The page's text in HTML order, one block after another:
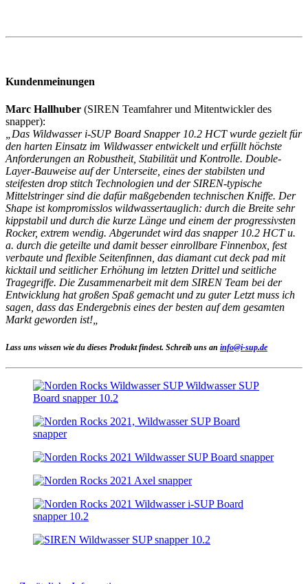
Kundenmeinungen
Marc Hallhuber (SIREN Teamfahrer und Mitentwickler des
snapper):
„Das Wildwasser i-SUP Board Snapper 10.2 HCT wurde gezielt für
den harten Einsatz im Wildwasser entwickelt und erfüllt höchste
Anforderungen an Robustheit, Stabilität und Kontrolle. Double-
Layer-Bauweise auf der Unterseite, eines der stabilsten und
steifesten drop stitch Technologien und der SIREN-typische
Mittelstringer sind die dafür maßgebenden technischen Kniffe. Der
Shape ist kompromisslos wildwassertauglich: durch die Breite sehr
kippstabil und durch die kurze Länge und einem der progressivsten
Rocker, extrem wendig. Abgerundet wird das snapper 10.2 HCT u.
a. durch die geteilte und damit besser einrollbare Finnenbox, fest
verbaute und flexible Seitenfinnen, das diamant cut deck pad mit
kicktail und seitlicher Erhöhung im letzten Drittel und seitliche
Tragegriffe. Die Zusammenarbeit mit dem SIREN Team bei der
Entwicklung hat großen Spaß gemacht und zu guter Letzt muss ich
sagen, dass das Endergebnis eines der besten auf dem gesamten
Markt geworden ist!
Lass uns wissen wie du dieses Produkt findest. Schreib uns an info@i-sup.de